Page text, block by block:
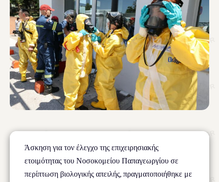
Άσκηση για τον έλεγχο της επιχειρησιακής
ετοιμότητας του Νοσοκομείου Παπαγεωργίου σε
περίπτωση βιολογικής απειλής, πραγματοποιήθηκε με